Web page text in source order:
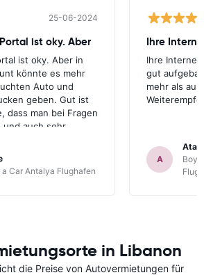
25-06-2024
ist oky. Aber
ist oky. Aber in
könnte es mehr
Auto und
geben. Gut ist
dass man bei Fragen
auch sehr
habe ich Sie
Mietautovermittler
a Car Antalya Flughafen
Ihre
gut
mehr als
A
in Libanon
die Preise von Autovermietungen für